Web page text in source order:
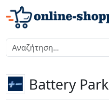
Battery Park